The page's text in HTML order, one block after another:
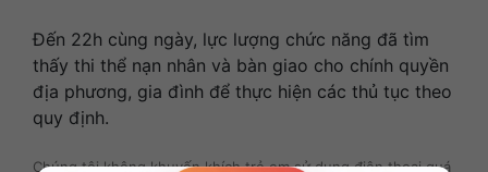
Đến 22h cùng ngày, lực lượng chức năng đã tìm
thấy thi thể nạn nhân và bàn giao cho chính quyền
địa phương, gia đình để thực hiện các thủ tục theo
quy định.
Chúng tôi không khuyến khích trẻ em sử dụng điện thoại quá